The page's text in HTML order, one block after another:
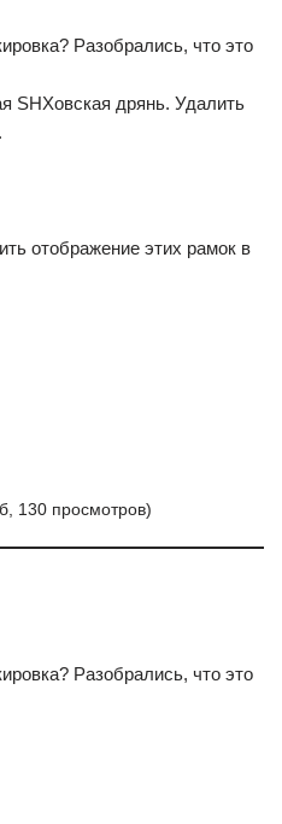
Разобрались, что это
SHXовская дрянь. Удалить
отображение этих рамок в
130 просмотров)
Разобрались, что это